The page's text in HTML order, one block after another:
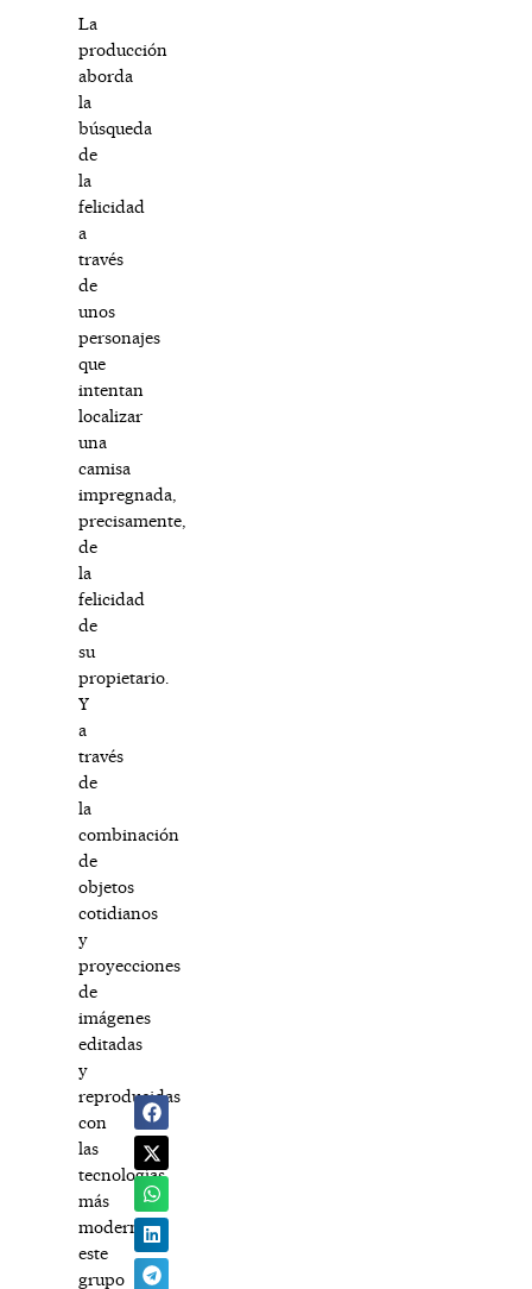
La
producción
aborda
la
búsqueda
de
la
felicidad
a
través
de
unos
personajes
que
intentan
localizar
una
camisa
impregnada,
precisamente,
de
la
felicidad
de
su
propietario.
Y
a
través
de
la
combinación
de
objetos
cotidianos
y
proyecciones
de
imágenes
editadas
y
reproducidas
con
las
tecnologías
más
modernas,
este
grupo